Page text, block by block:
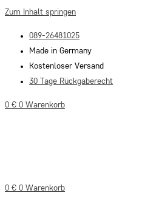
Zum Inhalt springen
089-26481025
Made in Germany
Kostenloser Versand
30 Tage Rückgaberecht
0 € 0 Warenkorb
0 € 0 Warenkorb